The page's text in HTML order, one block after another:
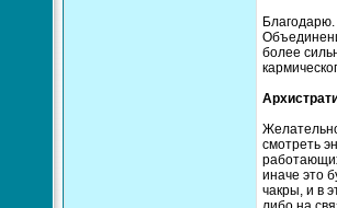
более
смотреть
иначе это
чакры, и в